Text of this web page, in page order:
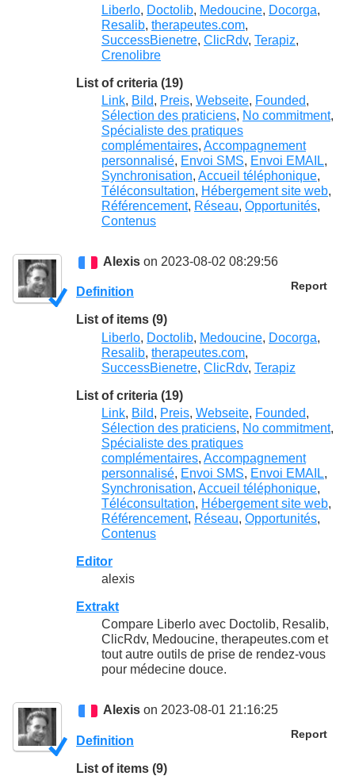
Liberlo, Doctolib, Medoucine, Docorga,
Resalib, therapeutes.com,
SuccessBienetre, ClicRdv, Terapiz,
Crenolibre
List of criteria (19)
Link, Bild, Preis, Webseite, Founded,
Sélection des praticiens, No commitment,
Spécialiste des pratiques
complémentaires, Accompagnement
personnalisé, Envoi SMS, Envoi EMAIL,
Synchronisation, Accueil téléphonique,
Téléconsultation, Hébergement site web,
Référencement, Réseau, Opportunités,
Contenus
Alexis on 2023-08-02 08:29:56
Report
Definition
List of items (9)
Liberlo, Doctolib, Medoucine, Docorga,
Resalib, therapeutes.com,
SuccessBienetre, ClicRdv, Terapiz
List of criteria (19)
Link, Bild, Preis, Webseite, Founded,
Sélection des praticiens, No commitment,
Spécialiste des pratiques
complémentaires, Accompagnement
personnalisé, Envoi SMS, Envoi EMAIL,
Synchronisation, Accueil téléphonique,
Téléconsultation, Hébergement site web,
Référencement, Réseau, Opportunités,
Contenus
Editor
alexis
Extrakt
Compare Liberlo avec Doctolib, Resalib,
ClicRdv, Medoucine, therapeutes.com et
tout autre outils de prise de rendez-vous
pour médecine douce.
Alexis on 2023-08-01 21:16:25
Report
Definition
List of items (9)